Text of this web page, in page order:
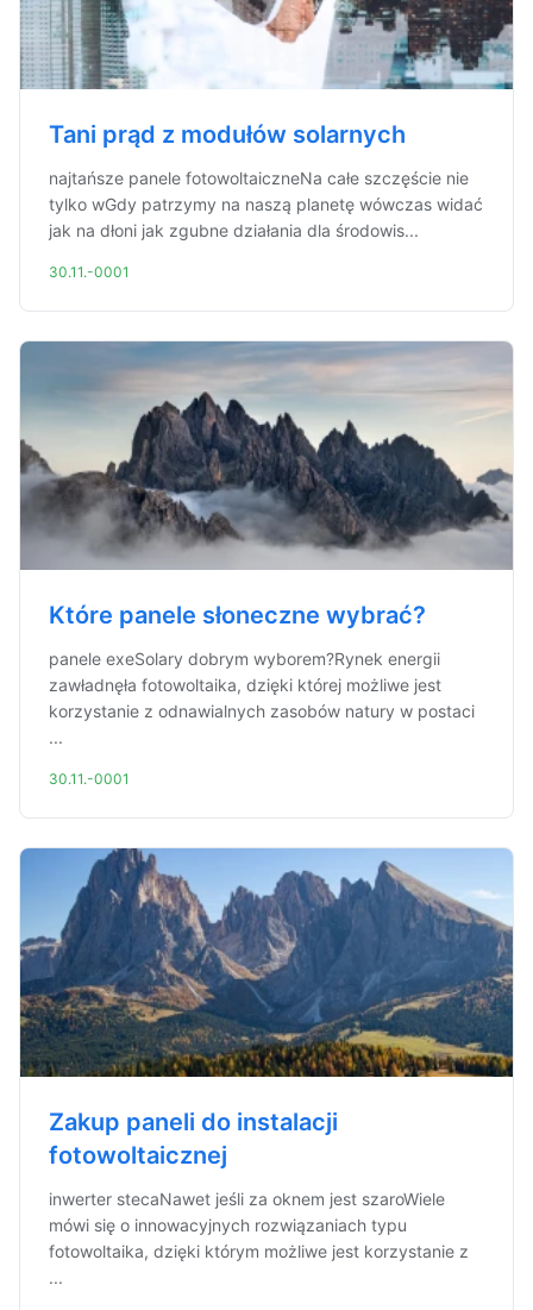
Tani prąd z modułów solarnych
najtańsze panele fotowoltaiczneNa całe szczęście nie
tylko wGdy patrzymy na naszą planetę wówczas widać
jak na dłoni jak zgubne działania dla środowis...
30.11.-0001
Które panele słoneczne wybrać?
panele exeSolary dobrym wyborem?Rynek energii
zawładnęła fotowoltaika, dzięki której możliwe jest
korzystanie z odnawialnych zasobów natury w postaci
...
30.11.-0001
Zakup paneli do instalacji
fotowoltaicznej
inwerter stecaNawet jeśli za oknem jest szaroWiele
mówi się o innowacyjnych rozwiązaniach typu
fotowoltaika, dzięki którym możliwe jest korzystanie z
...